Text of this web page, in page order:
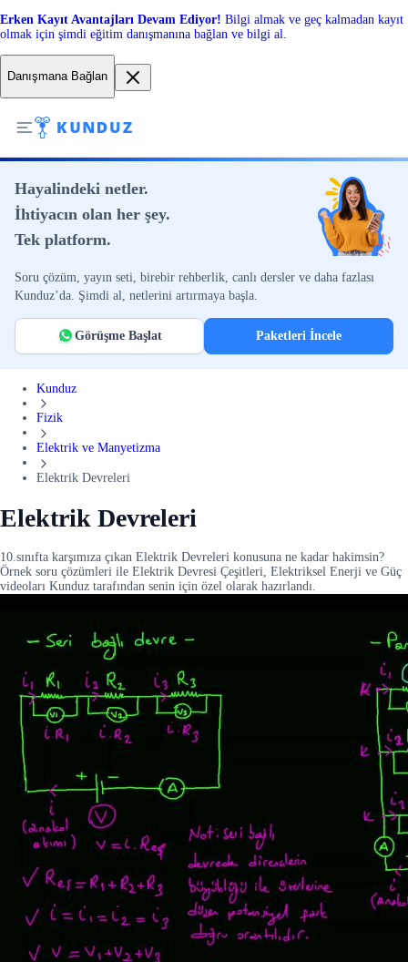
Erken Kayıt Avantajları Devam Ediyor! Bilgi almak ve geç kalmadan kayıt
olmak için şimdi eğitim danışmanına bağlan ve bilgi al.
Danışmana Bağlan
Hayalindeki netler.
İhtiyacın olan her şey.
Tek platform.
Soru çözüm, yayın seti, birebir rehberlik, canlı dersler ve daha fazlası
Kunduz’da. Şimdi al, netlerini artırmaya başla.
Görüşme Başlat Paketleri İncele
Kunduz
Fizik
Elektrik ve Manyetizma
Elektrik Devreleri
Elektrik Devreleri
10.sınıfta karşımıza çıkan Elektrik Devreleri konusuna ne kadar hakimsin?
Örnek soru çözümleri ile Elektrik Devresi Çeşitleri, Elektriksel Enerji ve Güç
videoları Kunduz tarafından senin için özel olarak hazırlandı.